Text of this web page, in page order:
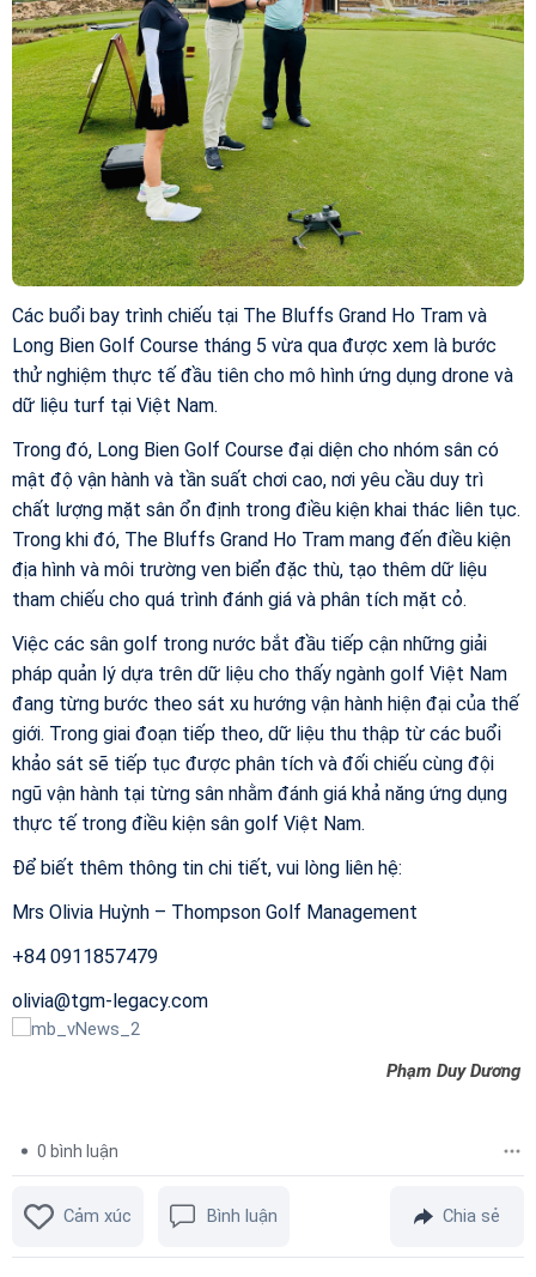
Các buổi bay trình chiếu tại The Bluffs Grand Ho Tram và
Long Bien Golf Course tháng 5 vừa qua được xem là bước
thử nghiệm thực tế đầu tiên cho mô hình ứng dụng drone và
dữ liệu turf tại Việt Nam.
Trong đó, Long Bien Golf Course đại diện cho nhóm sân có
mật độ vận hành và tần suất chơi cao, nơi yêu cầu duy trì
chất lượng mặt sân ổn định trong điều kiện khai thác liên tục.
Trong khi đó, The Bluffs Grand Ho Tram mang đến điều kiện
địa hình và môi trường ven biển đặc thù, tạo thêm dữ liệu
tham chiếu cho quá trình đánh giá và phân tích mặt cỏ.
Việc các sân golf trong nước bắt đầu tiếp cận những giải
pháp quản lý dựa trên dữ liệu cho thấy ngành golf Việt Nam
đang từng bước theo sát xu hướng vận hành hiện đại của thế
giới. Trong giai đoạn tiếp theo, dữ liệu thu thập từ các buổi
khảo sát sẽ tiếp tục được phân tích và đối chiếu cùng đội
ngũ vận hành tại từng sân nhằm đánh giá khả năng ứng dụng
thực tế trong điều kiện sân golf Việt Nam.
Để biết thêm thông tin chi tiết, vui lòng liên hệ:
Mrs Olivia Huỳnh – Thompson Golf Management
+84 0911857479
olivia@tgm-legacy.com
Phạm Duy Dương
0 bình luận
Cảm xúc Bình luận Chia sẻ